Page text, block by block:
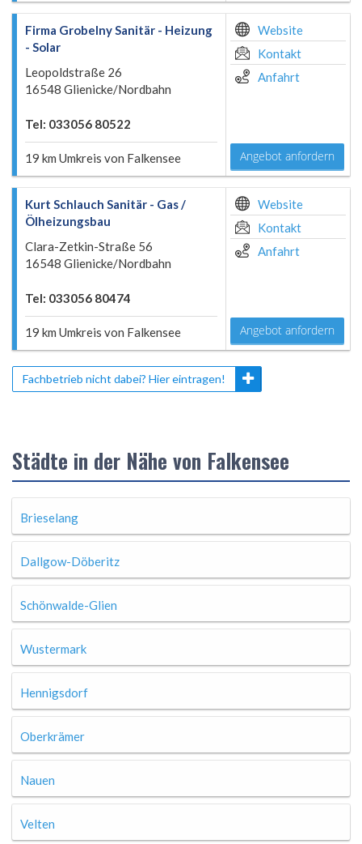
Firma Grobelny Sanitär - Heizung
- Solar
Leopoldstraße 26
16548 Glienicke/Nordbahn
Tel: 033056 80522
19 km Umkreis von Falkensee
Website
Kontakt
Anfahrt
Angebot anfordern
Kurt Schlauch Sanitär - Gas /
Ölheizungsbau
Clara-Zetkin-Straße 56
16548 Glienicke/Nordbahn
Tel: 033056 80474
19 km Umkreis von Falkensee
Website
Kontakt
Anfahrt
Angebot anfordern
Fachbetrieb nicht dabei? Hier eintragen!
Städte in der Nähe von Falkensee
Brieselang
Dallgow-Döberitz
Schönwalde-Glien
Wustermark
Hennigsdorf
Oberkrämer
Nauen
Velten